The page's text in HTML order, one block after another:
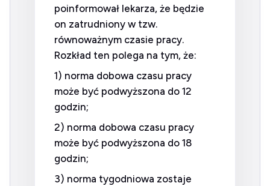
poinformował lekarza, że będzie
on zatrudniony w tzw.
równoważnym czasie pracy.
Rozkład ten polega na tym, że:
1) norma dobowa czasu pracy
może być podwyższona do 12
godzin;
2) norma dobowa czasu pracy
może być podwyższona do 18
godzin;
3) norma tygodniowa zostaje